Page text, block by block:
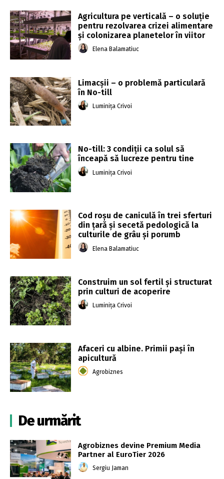
Agricultura pe verticală – o soluție
pentru rezolvarea crizei alimentare
și colonizarea planetelor în viitor
Elena Balamatiuc
Limacșii – o problemă particulară
în No-till
Luminița Crivoi
No-till: 3 condiții ca solul să
înceapă să lucreze pentru tine
Luminița Crivoi
Cod roşu de caniculă în trei sferturi
din ţară și secetă pedologică la
culturile de grâu și porumb
Elena Balamatiuc
Construim un sol fertil și structurat
prin culturi de acoperire
Luminița Crivoi
Afaceri cu albine. Primii pași în
apicultură
Agrobiznes
De urmărit
Agrobiznes devine Premium Media
Partner al EuroTier 2026
Sergiu Jaman